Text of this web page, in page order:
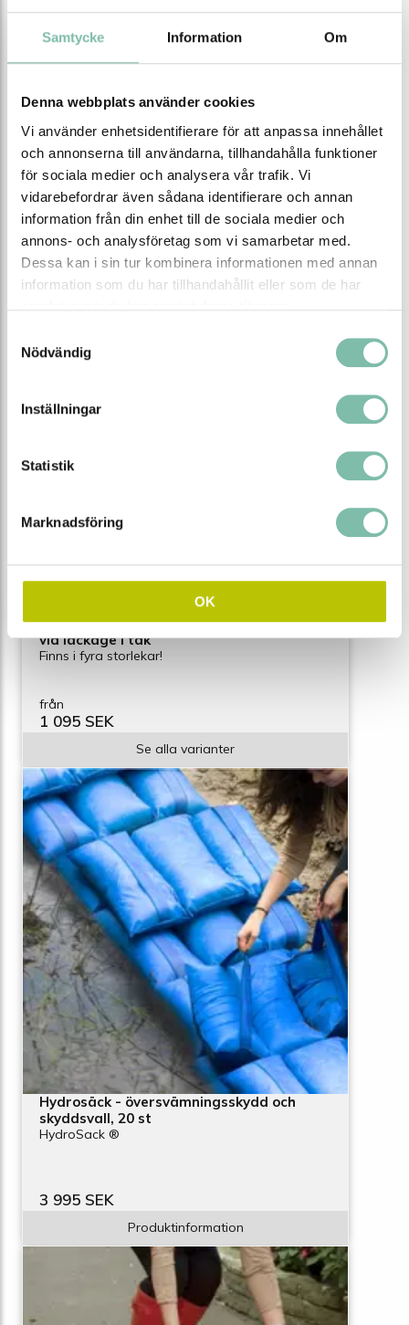
Samtycke Information Om
Denna webbplats använder cookies
Vi använder enhetsidentifierare för att anpassa innehållet
och annonserna till användarna, tillhandahålla funktioner
för sociala medier och analysera vår trafik. Vi
vidarebefordrar även sådana identifierare och annan
information från din enhet till de sociala medier och
annons- och analysföretag som vi samarbetar med.
Dessa kan i sin tur kombinera informationen med annan
information som du har tillhandahållit eller som de har
Nödvändig
Inställningar
Statistik
Marknadsföring
OK
Djup (mm)
750
Höjd (mm)
745
Ring oss Maila oss
Ladda ner produktblad
Relaterade produkter
Presenning för uppsamling och avledare
vid läckage i tak
Finns i fyra storlekar!
från
1 095 SEK
Se alla varianter
Hydrosäck - översvämningsskydd och
skyddsvall, 20 st
HydroSack ®
3 995 SEK
Produktinformation